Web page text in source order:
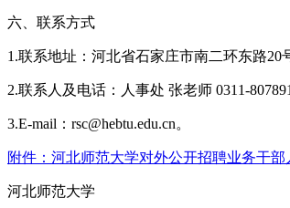
六、联系方式
1.联系地址：河北省石家庄市南二环东路20
2.联系人及电话：人事处 张老师 0311-
3.E-mail：rsc@hebtu.edu.cn。
附件：河北师范大学对外公开招聘业务干部
河北师范大学